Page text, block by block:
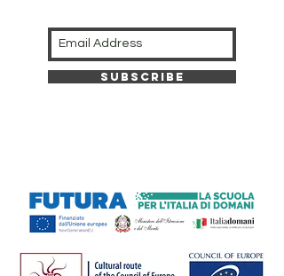
Subscribe